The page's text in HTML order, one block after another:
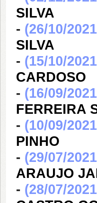
SILVA
- (26/10/
SILVA
- (15/10/
CARDOSO
- (16/09/
FERREIRA
- (10/09/
PINHO
- (29/07/
ARAUJO
- (28/07/